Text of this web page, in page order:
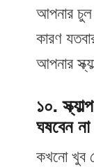
আপনার চুল
কারণ
আপনার
১০.
ঘষবেন না
কখনো খুব